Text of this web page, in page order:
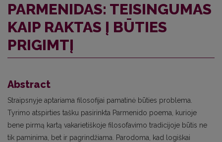
PARMENIDAS: TEISINGUMAS
KAIP RAKTAS Į BŪTIES
PRIGIMTĮ
Abstract
Straipsnyje aptariama filosofijai pamatinė būties problema.
Tyrimo atspirties tašku pasirinkta Parmenido poema, kurioje
bene pirmą kartą vakarietiškoje filosofavimo tradicijoje būtis ne
tik paminima, bet ir pagrindžiama. Parodoma, kad logiškai